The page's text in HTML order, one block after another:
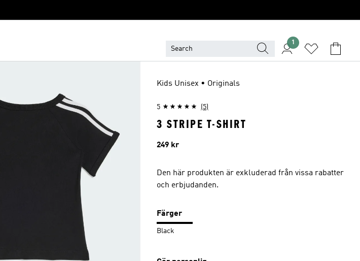
1
Kids Unisex • Originals
5 (5)
3 STRIPE T-SHIRT
Pris
249 kr
Den här produkten är exkluderad från vissa rabatter
och erbjudanden.
Färger
Black